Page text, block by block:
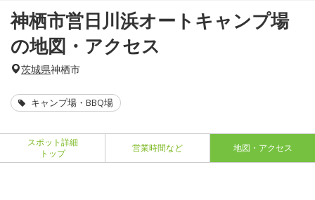
神栖市営日川浜オートキャンプ場
の地図・アクセス
茨城県神栖市
キャンプ場・BBQ場
スポット詳細
トップ
営業時間など 地図・アクセス